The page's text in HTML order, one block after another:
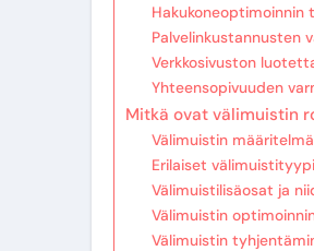
Hakukoneoptimoinnin
Palvelinkustannusten
Verkkosivuston
Yhteensopivuuden
Mitkä ovat välimuistin
Välimuistin
Erilaiset
Välimuistilisäosat ja
Välimuistin
Välimuistin